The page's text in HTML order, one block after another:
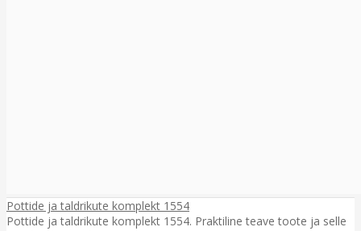
Pottide ja taldrikute komplekt 1554
Pottide ja taldrikute komplekt 1554. Praktiline teave toote ja selle